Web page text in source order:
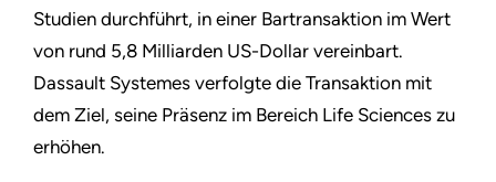
Studien durchführt, in einer Bartransaktion im Wert
von rund 5,8 Milliarden US-Dollar vereinbart.
Dassault Systemes verfolgte die Transaktion mit
dem Ziel, seine Präsenz im Bereich Life Sciences zu
erhöhen.